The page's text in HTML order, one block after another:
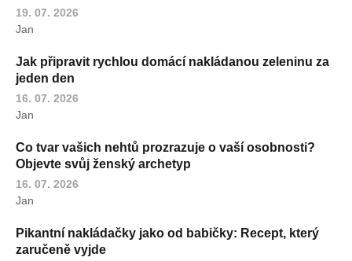
19. 07. 2026
Jan
Jak připravit rychlou domácí nakládanou zeleninu za
jeden den
16. 07. 2026
Jan
Co tvar vašich nehtů prozrazuje o vaší osobnosti?
Objevte svůj ženský archetyp
16. 07. 2026
Jan
Pikantní nakládačky jako od babičky: Recept, který
zaručeně vyjde